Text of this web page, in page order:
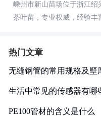
嵊州市新山苗场位于浙江绍
茶叶苗，专业权威，经验丰
热门文章
无缝钢管的常用规格及壁
生活中常见的传感器有哪
PE100管材的含义是什么